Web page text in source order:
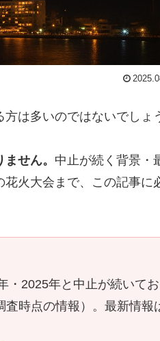
は多いのではないでしょ
せん。 中止が続く背景・
火大会まで、この記事に
・2025年と中止が続いて
時点の情報）。最新情報